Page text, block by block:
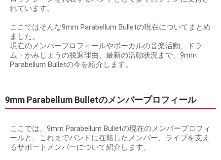
れています。
ここではそんな9mm Parabellum Bulletの現在についてまとめ
ました。
現在のメンバープロフィールやボーカルの音楽活動、ドラ
ム・かみじょうの脱退理由、最新の活動状況まで、9mm
Parabellum Bulletの今を紹介します。
9mm Parabellum Bulletのメンバープロフィール
ここでは、9mm Parabellum Bulletの現在のメンバープロフィ
ールと、これまでバンドに在籍したメンバー、ライブを支え
るサポートメンバーについて紹介します。